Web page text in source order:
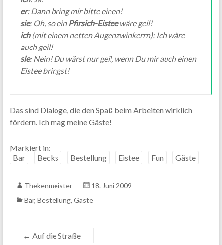
er: Dann bring mir bitte einen!
sie: Oh, so einPfirsich-Eisteewäre geil!
ich(mit einem netten Augenzwinkerrn): Ich wäre
auch geil!
sie: Nein! Du wärst nur geil, wenn Du mir auch einen
Eistee bringst!
Das sind Dialoge, die den Spaß beim Arbeiten wirklich
fördern. Ich mag meine Gäste!
Markiert in:
Bar
Becks Bestellung Eistee Fun Gäste
Thekenmeister
18. Juni 2009
Bar, Bestellung, Gäste
← Auf die Straße